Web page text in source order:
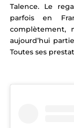
Talence. Le
parfois en
complètement,
aujourd’hui
Toutes ses